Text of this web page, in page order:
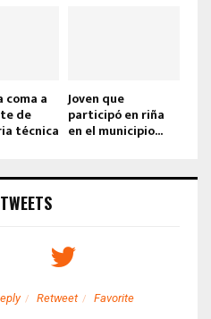
coma a
de
técnica
Joven que
participó en riña
en el municipio...
Retweet Favorite